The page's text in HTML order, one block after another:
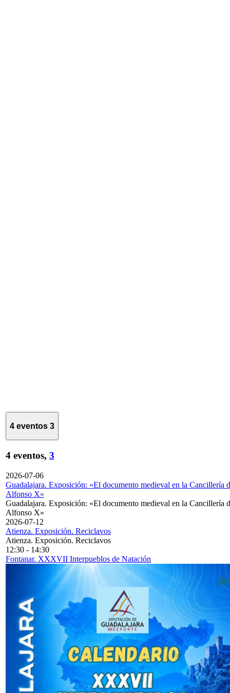
4 eventos 3
4 eventos, 3
2026-07-06
Guadalajara. Exposición: «El documento medieval en la Cancillería
Alfonso X»
Guadalajara. Exposición: «El documento medieval en la Cancillería
Alfonso X»
2026-07-12
Atienza. Exposición. Reciclavos
Atienza. Exposición. Reciclavos
12:30 - 14:30
Fontanar. XXXVII Interpueblos de Natación